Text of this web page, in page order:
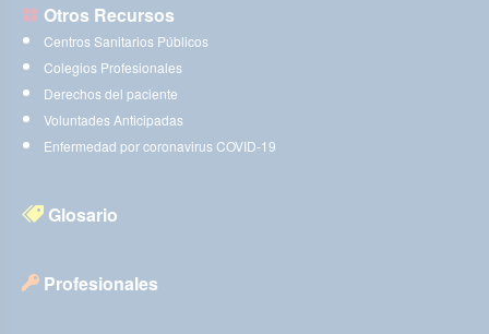
Otros Recursos
Centros Sanitarios Públicos
Colegios Profesionales
Derechos del paciente
Voluntades Anticipadas
Enfermedad por coronavirus COVID-19
Glosario
Profesionales